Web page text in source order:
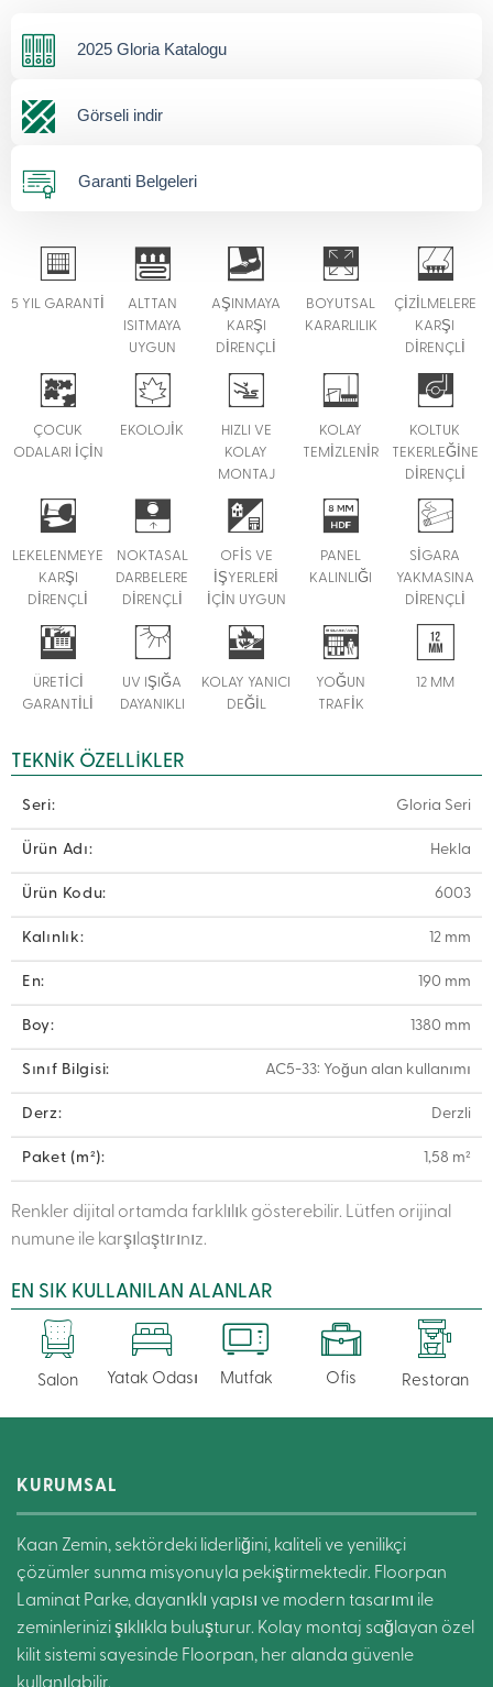
2025 Gloria Katalogu
Görseli indir
Garanti Belgeleri
5 YIL GARANTİ
ALTTAN
ISITMAYA
UYGUN
AŞINMAYA
KARŞI
DİRENÇLİ
BOYUTSAL
KARARLILIK
ÇİZİLMELERE
KARŞI
DİRENÇLİ
ÇOCUK
ODALARI İÇİN
EKOLOJİK
HIZLI VE
KOLAY
MONTAJ
KOLAY
TEMİZLENİR
KOLTUK
TEKERLEĞİNE
DİRENÇLİ
LEKELENMEYE
KARŞI
DİRENÇLİ
NOKTASAL
DARBELERE
DİRENÇLİ
OFİS VE
İŞYERLERİ
İÇİN UYGUN
PANEL
KALINLIĞI
SİGARA
YAKMASINA
DİRENÇLİ
ÜRETİCİ
GARANTİLİ
UV IŞIĞA
DAYANIKLI
KOLAY YANICI
DEĞİL
YOĞUN
TRAFİK
12 MM
TEKNIK ÖZELLIKLER
Seri: Gloria Seri
Ürün Adı: Hekla
Ürün Kodu: 6003
Kalınlık: 12 mm
En: 190 mm
Boy: 1380 mm
Sınıf Bilgisi: AC5-33: Yoğun alan kullanımı
Derz: Derzli
Paket (m²): 1,58 m²
Renkler dijital ortamda farklılık gösterebilir. Lütfen orijinal
numune ile karşılaştırınız.
EN SIK KULLANILAN ALANLAR
Salon Yatak Odası Mutfak Ofis Restoran
KURUMSAL
Kaan Zemin, sektördeki liderliğini, kaliteli ve yenilikçi
çözümler sunma misyonuyla pekiştirmektedir. Floorpan
Laminat Parke, dayanıklı yapısı ve modern tasarımı ile
zeminlerinizi şıklıkla buluşturur. Kolay montaj sağlayan özel
kilit sistemi sayesinde Floorpan, her alanda güvenle